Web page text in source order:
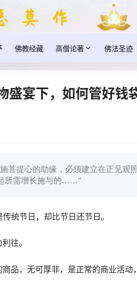
佛教经藏 高僧论著 佛法圣迹
盛宴下，如何管好钱
菩提心的助缘，必须建立在正见观
所需增长施与的……”
统节日，却比节日还节日。
往。
品，无可厚非，是正常的商业活动